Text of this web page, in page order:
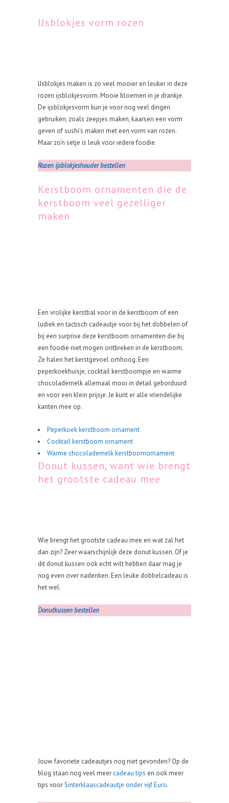
IJsblokjes vorm rozen
IJsblokjes maken is zo veel mooier en leuker in deze
rozen ijsblokjesvorm. Mooie bloemen in je drankje.
De ijsblokjesvorm kun je voor nog veel dingen
gebruiken, zoals zeepjes maken, kaarsen een vorm
geven of sushi’s maken met een vorm van rozen.
Maar zo’n setje is leuk voor iedere foodie.
Rozen ijsblokjeshouder bestellen
Kerstboom ornamenten die de
kerstboom veel gezelliger
maken
Een vrolijke kerstbal voor in de kerstboom of een
ludiek en tactisch cadeautje voor bij het dobbelen of
bij een surprise deze kerstboom ornamenten die bij
een foodie niet mogen ontbreken in de kerstboom.
Ze halen het kerstgevoel omhoog. Een
peperkoekhuisje, cocktail kerstboompje en warme
chocolademelk allemaal mooi in detail geborduurd
en voor een klein prijsje. Je kunt er alle vriendelijke
kanten mee op.
Peperkoek kerstboom ornament
Cocktail kerstboom ornament
Warme chocolademelk kerstboomornament
Donut kussen, want wie brengt
het grootste cadeau mee
Wie brengt het grootste cadeau mee en wat zal het
dan zijn? Zeer waarschijnlijk deze donut kussen. Of je
dit donut kussen ook echt wilt hebben daar mag je
nog even over nadenken. Een leuke dobbelcadeau is
het wel.
Donutkussen bestellen
Jouw favoriete cadeautjes nog niet gevonden? Op de
blog staan nog veel meer cadeau tips en ook meer
tips voorSinterklaascadeautje onder vijf Euro.